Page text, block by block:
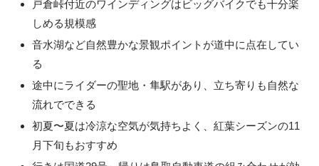
戸倉峠付近のワインディングはビッグバイクでも十分楽
しめる規模感
音水湖など自然豊かな景観ポイントが道中に点在してい
る
途中にライダーの聖地・隼駅があり、立ち寄りも自然な
流れでできる
初夏〜夏は冷涼な空気が気持ちよく、紅葉シーズンの11
月下旬もおすすめ